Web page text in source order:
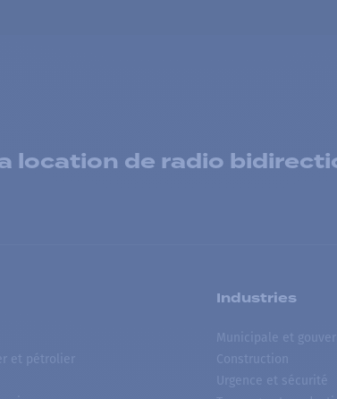
location de radio
et pétrolier
Industries
Municipale et
Construction
Urgence et sécurité